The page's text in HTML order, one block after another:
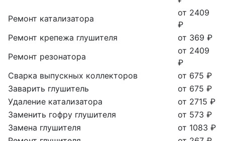
Ремонт катализатора
от 2409
₽
Ремонт крепежа глушителя
от 369 ₽
Ремонт резонатора
от 2409
₽
Сварка выпускных коллекторов
от 675 ₽
Заварить глушитель
от 675 ₽
Удаление катализатора
от 2715 ₽
Заменить гофру глушителя
от 573 ₽
Замена глушителя
от 1083 ₽